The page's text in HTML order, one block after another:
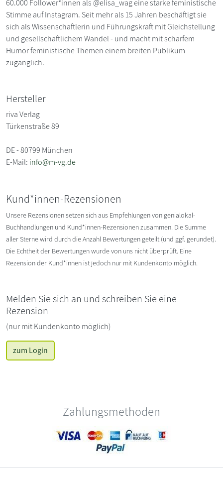
60.000 Follower*innen als @elisa_wag eine starke feministische
Stimme auf Instagram. Seit mehr als 15 Jahren beschäftigt sie
sich als Wissenschaftlerin und Führungskraft mit Gleichstellung
und gesellschaftlichem Wandel - und macht mit scharfem
Humor feministische Themen einem breiten Publikum
zugänglich.
Hersteller
riva Verlag
Türkenstraße 89
DE - 80799 München
E-Mail: info@m-vg.de
Kund*innen-Rezensionen
Unsere Rezensionen setzen sich aus Empfehlungen von genialokal-
Buchhandlungen und Kund*innen-Rezensionen zusammen. Die Summe
aller Sterne wird durch die Anzahl Bewertungen geteilt (und ggf. gerundet).
Die Echtheit der Bewertungen wurde von uns nicht überprüft. Eine
Rezension der Kund*innen ist jedoch nur mit Kundenkonto möglich.
Melden Sie sich an und schreiben Sie eine
Rezension
(nur mit Kundenkonto möglich)
zum Login
Zahlungsmethoden